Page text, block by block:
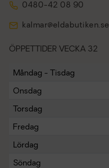
0480-42 08 90
kalmar@eldabutiken.se
ÖPPETTIDER VECKA 32
Måndag - Tisdag
Onsdag
Torsdag
Fredag
Lördag
Söndag